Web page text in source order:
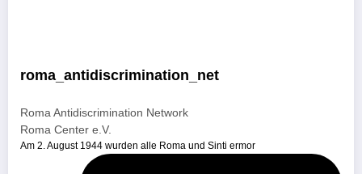
roma_antidiscrimination_net
Roma Antidiscrimination Network
Roma Center e.V.
Am 2. August 1944 wurden alle Roma und Sinti ermor